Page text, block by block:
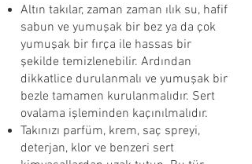
Altın takılar, zaman zaman ılık su, hafif
sabun ve yumuşak bir bez ya da çok
yumuşak bir fırça ile hassas bir
şekilde temizlenebilir. Ardından
dikkatlice durulanmalı ve yumuşak bir
bezle tamamen kurulanmalıdır. Sert
ovalama işleminden kaçınılmalıdır.
Takınızı parfüm, krem, saç spreyi,
deterjan, klor ve benzeri sert